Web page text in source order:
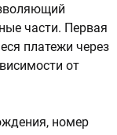
части. Первая
платежи через
от
номер